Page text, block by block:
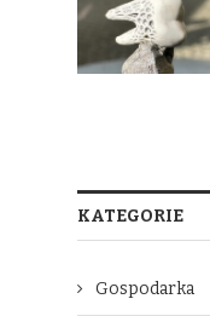
KATEGORIE
Gospodarka